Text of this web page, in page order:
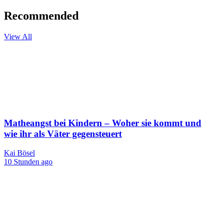
Recommended
View All
Matheangst bei Kindern – Woher sie kommt und
wie ihr als Väter gegensteuert
Kai Bösel
10 Stunden ago